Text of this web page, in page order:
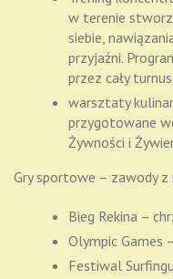
w terenie
siebie,
przyjaźni.
przez cały turnus.
warsztaty
przygotowane
Żywności i
Gry sportowe – zawody z
Bieg Rekina –
Olympic Games
Festiwal